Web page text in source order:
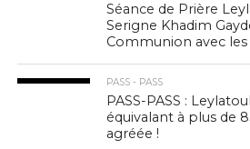
Séance de Prière
Serigne Khadim
Communion avec les
PASS - PASS
PASS-PASS :
équivalant à plus de
agréée !